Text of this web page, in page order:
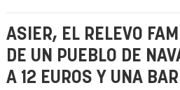
ASIER, EL RELEVO
DE UN PUEBLO DE
A 12 EUROS Y UNA